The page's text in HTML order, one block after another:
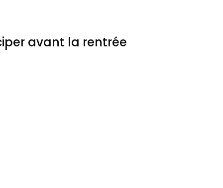
avant la rentrée